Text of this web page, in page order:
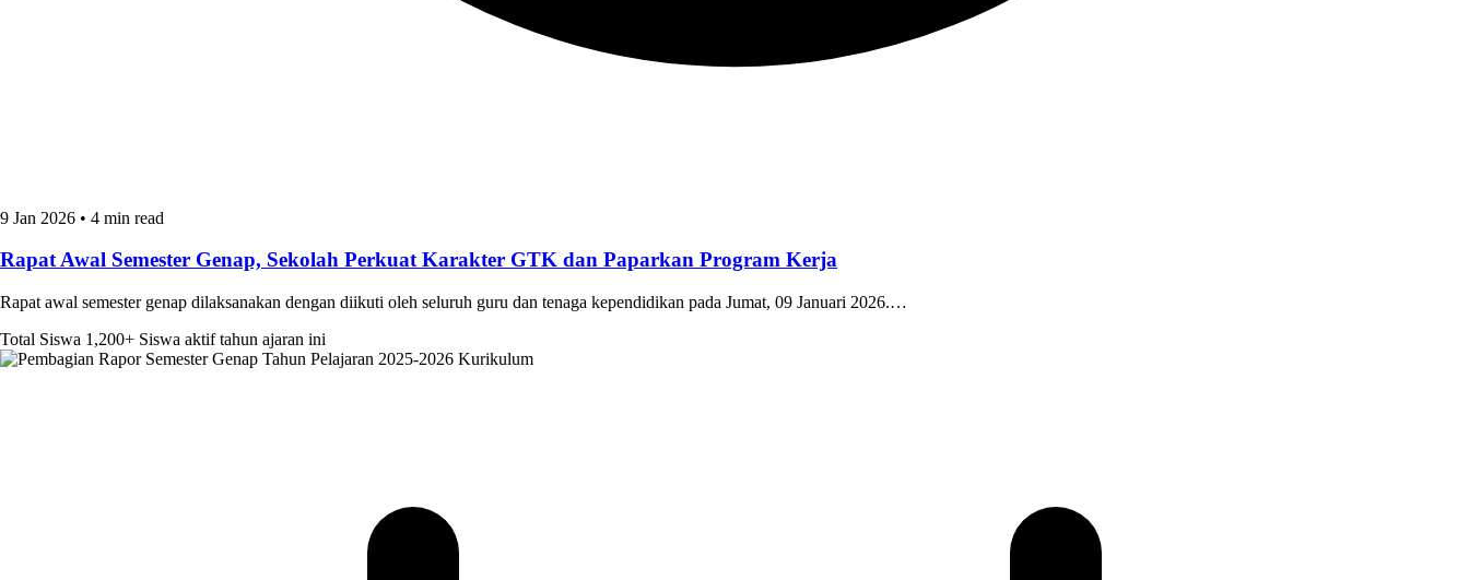
9 Jan 2026 • 4 min read
Rapat Awal Semester Genap, Sekolah Perkuat Karakter GTK dan Paparkan Program Kerja
Rapat awal semester genap dilaksanakan dengan diikuti oleh seluruh guru dan tenaga kependidikan pada Jumat, 09 Januari 2026.…
Total Siswa 1,200+ Siswa aktif tahun ajaran ini
Kurikulum